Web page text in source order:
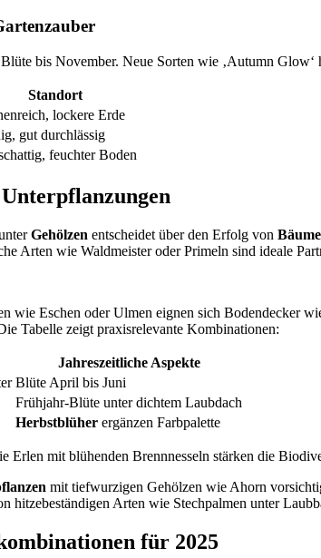
bis November. Neue Sorten wie ‚Autumn
Standort
lockere Erde
gut durchlässig
feuchter Boden
Gehölzen entscheidet über den Erfolg von
Arten wie Waldmeister oder Primeln sind ideale
wie Eschen oder Ulmen eignen sich Bodendecker
Tabelle zeigt praxisrelevante Kombinationen:
Jahreszeitliche Aspekte
Blüte April bis Juni
Frühjahr-Blüte unter dichtem Laubdach
Herbstblüher ergänzen Farbpalette
Erlen mit blühenden Brennnesseln stärken die
mit tiefwurzigen Gehölzen wie Ahorn
hitzebeständigen Arten wie Stechpalmen unter
für 2025